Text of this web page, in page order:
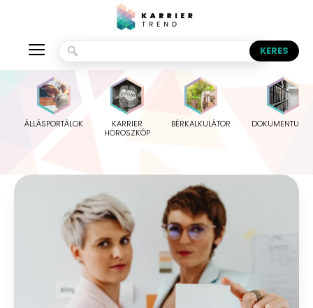
ÁLLÁSPORTÁLOK
KARRIER
HOROSZKÓP
BÉRKALKULÁTOR